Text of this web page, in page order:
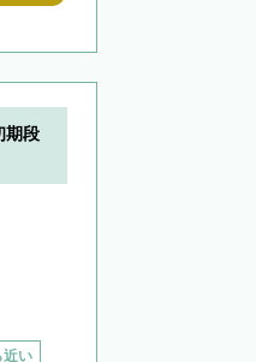
期段
近い